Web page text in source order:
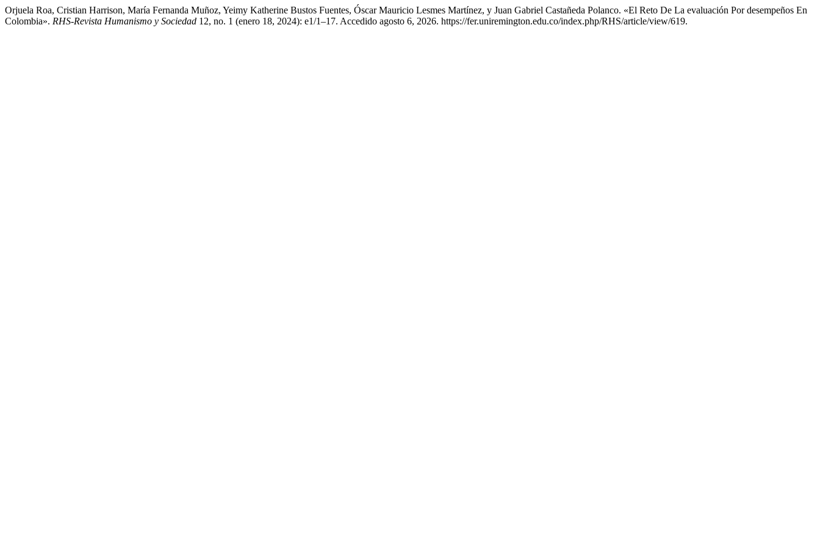
Orjuela Roa, Cristian Harrison, María Fernanda Muñoz, Yeimy Katherine Bustos Fuentes, Óscar Mauricio Lesmes Martínez, y Juan Gabriel Castañeda Polanco. «El Reto De La evaluación Por desempeños En
Colombia». RHS-Revista Humanismo y Sociedad 12, no. 1 (enero 18, 2024): e1/1–17. Accedido agosto 6, 2026. https://fer.uniremington.edu.co/index.php/RHS/article/view/619.